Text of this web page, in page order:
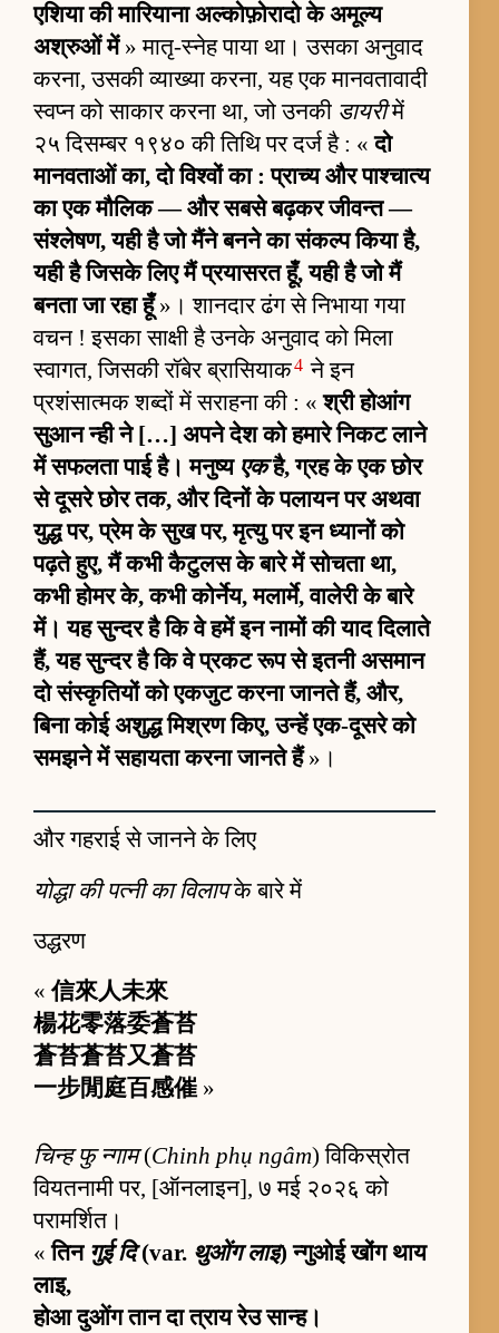
एशिया की मारियाना अल्कोफ़ोरादो के अमूल्य
अश्रुओं में» मातृ-स्नेह पाया था। उसका अनुवाद
करना, उसकी व्याख्या करना, यह एक मानवतावादी
स्वप्न को साकार करना था, जो उनकी डायरीमें
२५ दिसम्बर १९४० की तिथि पर दर्ज है : «दो
मानवताओं का, दो विश्वों का : प्राच्य और पाश्चात्य
का एक मौलिक — और सबसे बढ़कर जीवन्त —
संश्लेषण, यही है जो मैंने बनने का संकल्प किया है,
यही है जिसके लिए मैं प्रयासरत हूँ, यही है जो मैं
बनता जा रहा हूँ»। शानदार ढंग से निभाया गया
वचन ! इसका साक्षी है उनके अनुवाद को मिला
स्वागत, जिसकी रॉबेर ब्रासियाक4 ने इन
प्रशंसात्मक शब्दों में सराहना की : «श्री होआंग
सुआन न्ही ने […] अपने देश को हमारे निकट लाने
में सफलता पाई है। मनुष्य एकहै, ग्रह के एक छोर
से दूसरे छोर तक, और दिनों के पलायन पर अथवा
युद्ध पर, प्रेम के सुख पर, मृत्यु पर इन ध्यानों को
पढ़ते हुए, मैं कभी कैटुलस के बारे में सोचता था,
कभी होमर के, कभी कोर्नेय, मलार्मे, वालेरी के बारे
में। यह सुन्दर है कि वे हमें इन नामों की याद दिलाते
हैं, यह सुन्दर है कि वे प्रकट रूप से इतनी असमान
दो संस्कृतियों को एकजुट करना जानते हैं, और,
बिना कोई अशुद्ध मिश्रण किए, उन्हें एक-दूसरे को
समझने में सहायता करना जानते हैं»।
और गहराई से जानने के लिए
योद्धा की पत्नी का विलापके बारे में
उद्धरण
«信來人未來
楊花零落委蒼苔
蒼苔蒼苔又蒼苔
一步閒庭百感催 »
चिन्ह फु न्गाम(Chinh phụ ngâm) विकिस्रोत
वियतनामी पर, [ऑनलाइन], ७ मई २०२६ को
परामर्शित।
«तिन गुई दि(var. थुओंग लाइ) न्गुओई खोंग थाय
लाइ,
होआ दुओंग तान दा त्राय रेउ सान्ह।